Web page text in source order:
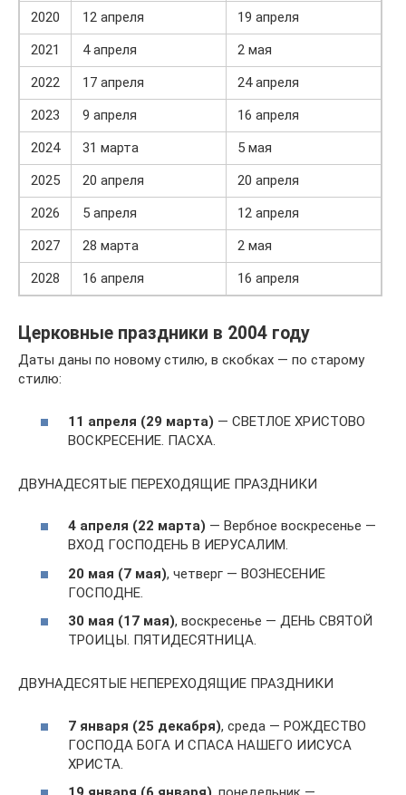
2020
12 апреля
19 апреля
2021
4 апреля
2 мая
2022
17 апреля
24 апреля
2023
9 апреля
16 апреля
2024
31 марта
5 мая
2025
20 апреля
20 апреля
2026
5 апреля
12 апреля
2027
28 марта
2 мая
2028
16 апреля 16 апреля
Церковные праздники в 2004 году
Даты даны по новому стилю, в скобках — по старому
стилю:
11 апреля (29 марта) — СВЕТЛОЕ ХРИСТОВО
ВОСКРЕСЕНИЕ. ПАСХА.
ДВУНАДЕСЯТЫЕ ПЕРЕХОДЯЩИЕ ПРАЗДНИКИ
4 апреля (22 марта) — Вербное воскресенье —
ВХОД ГОСПОДЕНЬ В ИЕРУСАЛИМ.
20 мая (7 мая), четверг — ВОЗНЕСЕНИЕ
ГОСПОДНЕ.
30 мая (17 мая), воскресенье — ДЕНЬ СВЯТОЙ
ТРОИЦЫ. ПЯТИДЕСЯТНИЦА.
ДВУНАДЕСЯТЫЕ НЕПЕРЕХОДЯЩИЕ ПРАЗДНИКИ
7 января (25 декабря), среда — РОЖДЕСТВО
ГОСПОДА БОГА И СПАСА НАШЕГО ИИСУСА
ХРИСТА.